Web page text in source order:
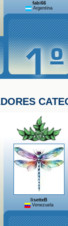
fabi66
Argentina
lisetteB
Venezuela